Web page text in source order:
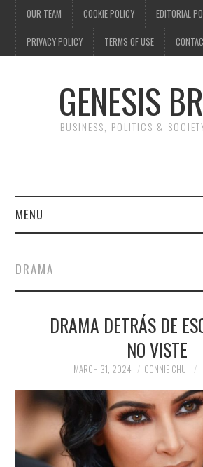
OUR TEAM COOKIE POLICY EDITORIAL
PRIVACY POLICY TERMS OF USE
GENESIS
BUSINESS, POLITICS &
MENU
FINANCE
NEWS
SOCIETY
SPORTS
DRAMA
DRAMA DETRÁS DE
NO VISTE
MARCH 31, 2024 CONNIE CHU